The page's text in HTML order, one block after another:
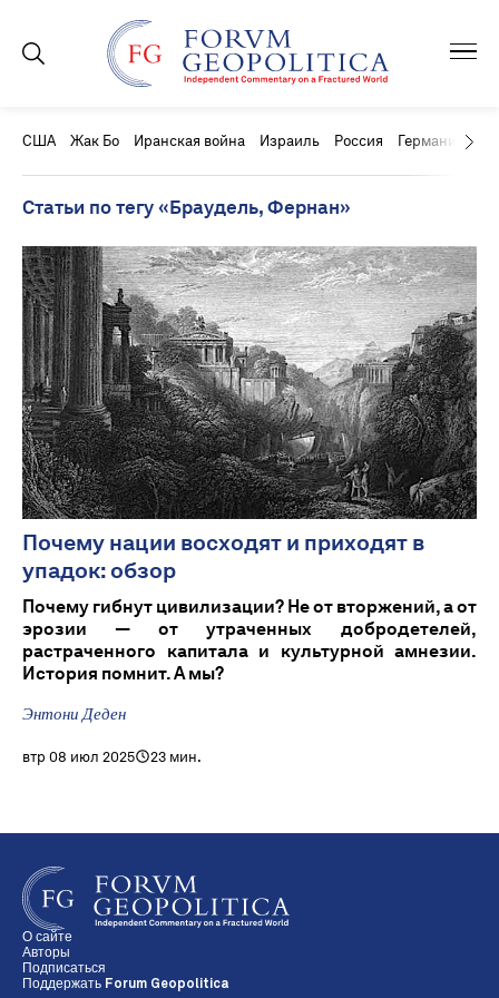
США Жак Бо Иранская война Израиль Россия Германия
Статьи по тегу «Браудель, Фернан»
Почему нации восходят и приходят в
упадок: обзор
Почему гибнут цивилизации? Не от вторжений, а от
эрозии — от утраченных добродетелей,
растраченного капитала и культурной амнезии.
История помнит. А мы?
Энтони Деден
втр 08 июл 2025 23 мин.
О сайте
Авторы
Подписаться
Поддержать Forum Geopolitica